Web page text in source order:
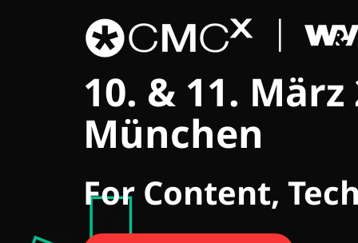
CMCX
10. & 11. März
München
For Content,